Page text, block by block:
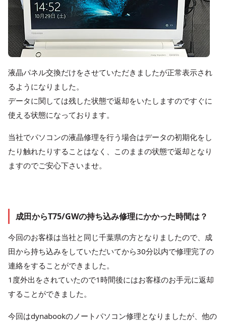
液晶パネル交換だけをさせていただきましたが正常表示され
るようになりました。
データに関しては残した状態で返却をいたしますのですぐに
使える状態になっております。
当社でパソコンの液晶修理を行う場合はデータの初期化をし
たり触れたりすることはなく、このままの状態で返却となり
ますのでご安心下さいませ。
成田からT75/GWの持ち込み修理にかかった時間は？
今回のお客様は当社と同じ千葉県の方となりましたので、成
田から持ち込みをしていただいてから30分以内で修理完了の
連絡をすることができました。
1度外出をされていたので1時間後にはお客様のお手元に返却
することができました。
今回はdynabookのノートパソコン修理となりましたが、他の